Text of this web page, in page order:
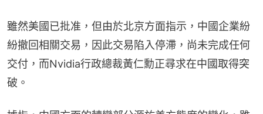
雖然美國已批准，但由於北京方面指示，中國企業紛
紛撤回相關交易，因此交易陷入停滯，尚未完成任何
交付，而Nvidia行政總裁黃仁勳正尋求在中國取得突
破。